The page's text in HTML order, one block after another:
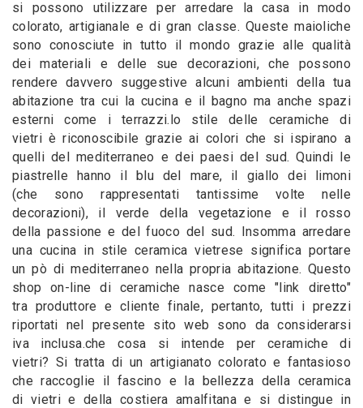
si possono utilizzare per arredare la casa in modo
colorato, artigianale e di gran classe. Queste maioliche
sono conosciute in tutto il mondo grazie alle qualità
dei materiali e delle sue decorazioni, che possono
rendere davvero suggestive alcuni ambienti della tua
abitazione tra cui la cucina e il bagno ma anche spazi
esterni come i terrazzi.lo stile delle ceramiche di
vietri è riconoscibile grazie ai colori che si ispirano a
quelli del mediterraneo e dei paesi del sud. Quindi le
piastrelle hanno il blu del mare, il giallo dei limoni
(che sono rappresentati tantissime volte nelle
decorazioni), il verde della vegetazione e il rosso
della passione e del fuoco del sud. Insomma arredare
una cucina in stile ceramica vietrese significa portare
un pò di mediterraneo nella propria abitazione. Questo
shop on-line di ceramiche nasce come "link diretto"
tra produttore e cliente finale, pertanto, tutti i prezzi
riportati nel presente sito web sono da considerarsi
iva inclusa.che cosa si intende per ceramiche di
vietri? Si tratta di un artigianato colorato e fantasioso
che raccoglie il fascino e la bellezza della ceramica
di vietri e della costiera amalfitana e si distingue in